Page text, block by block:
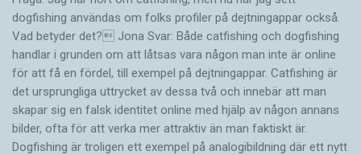
dogfishing användas om folks profiler på dejtningappar också.
Vad betyder det? Jona Svar: Både catfishing och dogfishing
handlar i grunden om att låtsas vara någon man inte är online
för att få en fördel, till exempel på dejtningappar. Catfishing är
det ursprungliga uttrycket av dessa två och innebär att man
skapar sig en falsk identitet online med hjälp av någon annans
bilder, ofta för att verka mer attraktiv än man faktiskt är.
Dogfishing är troligen ett exempel på analogibildning där ett nytt